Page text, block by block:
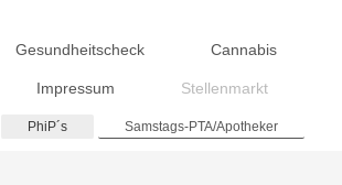
Gesundheitscheck Cannabis
Impressum Stellenmarkt
PhiP´s Samstags-PTA/Apotheker